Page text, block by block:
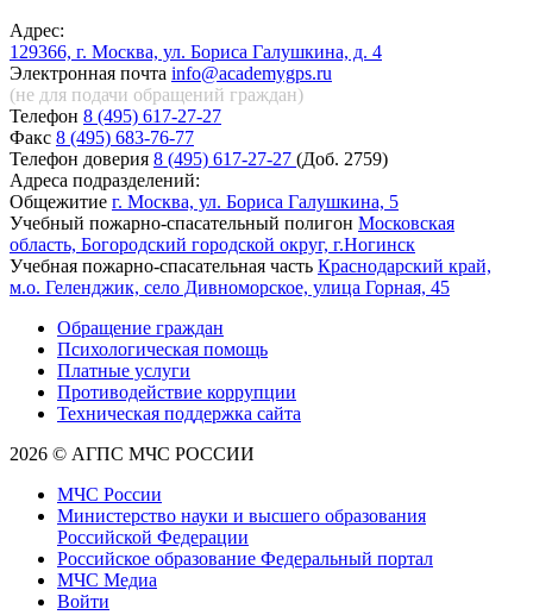
Адрес:
129366, г. Москва, ул. Бориса Галушкина, д. 4
Электронная почта info@academygps.ru
(не для подачи обращений граждан)
Телефон 8 (495) 617-27-27
Факс 8 (495) 683-76-77
Телефон доверия 8 (495) 617-27-27 (Доб. 2759)
Адреса подразделений:
Общежитие г. Москва, ул. Бориса Галушкина, 5
Учебный пожарно-спасательный полигон Московская
область, Богородский городской округ, г.Ногинск
Учебная пожарно-спасательная часть Краснодарский край,
м.о. Геленджик, село Дивноморское, улица Горная, 45
Обращение граждан
Психологическая помощь
Платные услуги
Противодействие коррупции
Техническая поддержка сайта
2026 © АГПС МЧС РОССИИ
МЧС России
Министерство науки и высшего образования
Российской Федерации
Российское образование Федеральный портал
МЧС Медиа
Войти